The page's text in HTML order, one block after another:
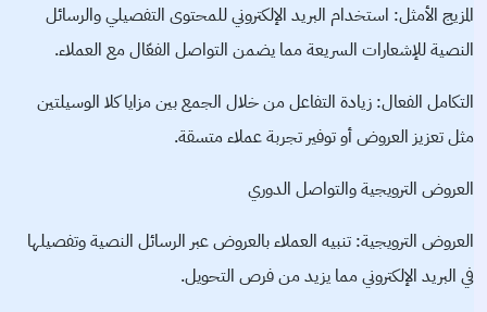
المزيج الأمثل: استخدام البريد الإلكتروني للمحتوى التفصيلي والرسائل
النصية للإشعارات السريعة مما يضمن التواصل الفعّال مع العملاء.
التكامل الفعال: زيادة التفاعل من خلال الجمع بين مزايا كلا الوسيلتين
مثل تعزيز العروض أو توفير تجربة عملاء متسقة.
العروض الترويجية والتواصل الدوري
العروض الترويجية: تنبيه العملاء بالعروض عبر الرسائل النصية وتفصيلها
في البريد الإلكتروني مما يزيد من فرص التحويل.